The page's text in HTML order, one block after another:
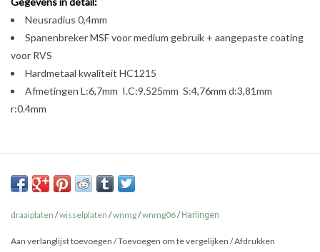
Neusradius 0,4mm
Spanenbreker MSF voor medium gebruik + aangepaste coating
voor RVS
Hardmetaal kwaliteit HC1215
Afmetingen L:6,7mm I.C:9.525mm S:4,76mm d:3,81mm
r:0.4mm
draaiplaten /wisselplaten /wnmg/wnmg06/ Harlingen
Aan verlanglijst toevoegen /Toevoegen om te vergelijken /Afdrukken